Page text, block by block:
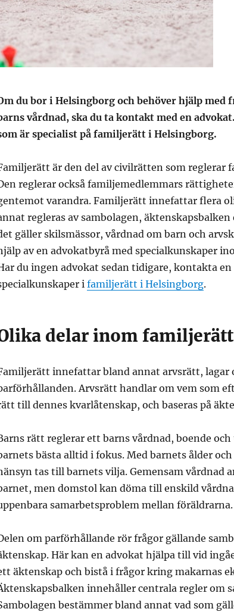
du bor i Helsingborg och behöver hjälp
vårdnad, ska du ta kontakt med en
är specialist på familjerätt i Helsingborg.
är den del av civilrätten som reglerar
reglerar också familjemedlemmars
varandra. Familjerätt innefattar flera
regleras av sambolagen, äktenskapsbalken
gäller skilsmässor, vårdnad om barn och
av en advokatbyrå med specialkunskaper
du ingen advokat sedan tidigare, kontakta
i familjerätt i Helsingborg.
delar inom familjerätt
innefattar bland annat arvsrätt, lagar
Arvsrätt handlar om vem som
till dennes kvarlåtenskap, och baseras på
rätt reglerar ett barns vårdnad, boende och
bästa alltid i fokus. Med barnets ålder
tas till barnets vilja. Gemensam vårdnad
men domstol kan döma till enskild
samarbetsproblem mellan föräldrarna.
om parförhållande rör frågor gällande
Här kan en advokat hjälpa till vid
äktenskap och bistå i frågor kring makarnas
innehåller centrala regler om
bestämmer bland annat vad som